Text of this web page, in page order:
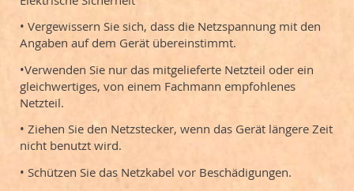
• Vergewissern Sie sich, dass die Netzspannung mit den
Angaben auf dem Gerät übereinstimmt.
•Verwenden Sie nur das mitgelieferte Netzteil oder ein
gleichwertiges, von einem Fachmann empfohlenes
Netzteil.
• Ziehen Sie den Netzstecker, wenn das Gerät längere Zeit
nicht benutzt wird.
• Schützen Sie das Netzkabel vor Beschädigungen.